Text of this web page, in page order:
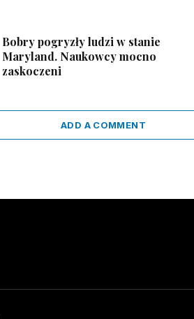
Bobry pogryzły ludzi w stanie
Maryland. Naukowcy mocno
zaskoczeni
ADD A COMMENT